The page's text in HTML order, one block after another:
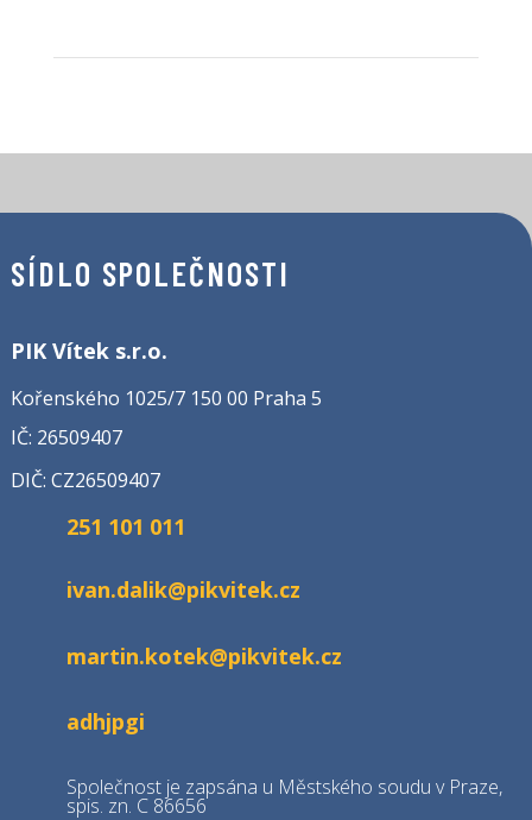
SÍDLO SPOLEČNOSTI
PIK Vítek s.r.o.
Kořenského 1025/7 150 00 Praha 5
IČ: 26509407
DIČ: CZ26509407
251 101 011
ivan.dalik@pikvitek.cz
martin.kotek@pikvitek.cz
adhjpgi
Společnost je zapsána u Městského soudu v Praze,
spis. zn. C 86656